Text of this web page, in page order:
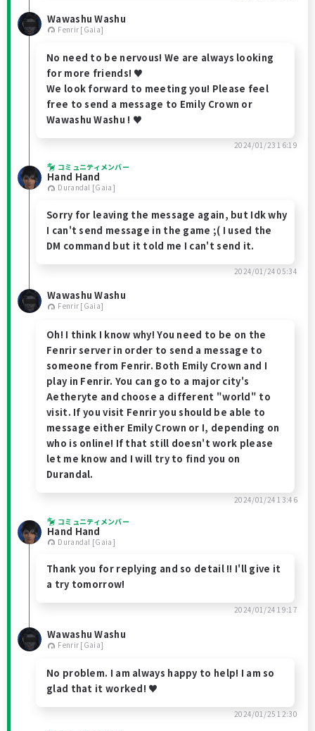
Wawashu Washu
Fenrir [Gaia]
No need to be nervous! We are always looking
for more friends! ♥
We look forward to meeting you! Please feel
free to send a message to Emily Crown or
Wawashu Washu ! ♥
2024/01/23 16:19
コミュニティメンバー
Hand Hand
Durandal [Gaia]
Sorry for leaving the message again, but Idk why
I can't send message in the game ;( I used the
DM command but it told me I can't send it.
2024/01/24 05:34
Wawashu Washu
Fenrir [Gaia]
Oh! I think I know why! You need to be on the
Fenrir server in order to send a message to
someone from Fenrir. Both Emily Crown and I
play in Fenrir. You can go to a major city's
Aetheryte and choose a different "world" to
visit. If you visit Fenrir you should be able to
message either Emily Crown or I, depending on
who is online! If that still doesn't work please
let me know and I will try to find you on
Durandal.
2024/01/24 13:46
コミュニティメンバー
Hand Hand
Durandal [Gaia]
Thank you for replying and so detail !! I'll give it
a try tomorrow!
2024/01/24 19:17
Wawashu Washu
Fenrir [Gaia]
No problem. I am always happy to help! I am so
glad that it worked! ♥
2024/01/25 12:30